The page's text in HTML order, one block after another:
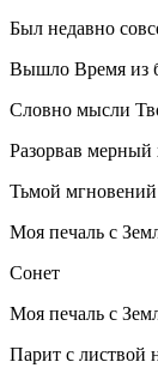
Был недавно
Вышло Время из
Словно мысли
Разорвав мерный
Тьмой
Моя печаль с
Сонет
Моя печаль с
Парит с листвой